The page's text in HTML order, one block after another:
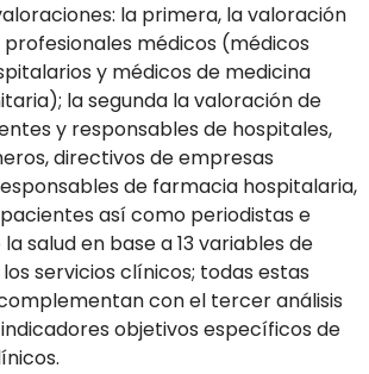
la primera, la valoración
médicos (médicos
y médicos de medicina
la segunda la valoración de
y responsables de hospitales,
directivos de empresas
de farmacia hospitalaria,
así como periodistas e
salud en base a 13 variables de
servicios clínicos; todas estas
con el tercer análisis
objetivos específicos de